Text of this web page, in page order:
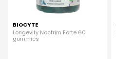
BIOCYTE
Longevity Noctrim Forte 60
gummies